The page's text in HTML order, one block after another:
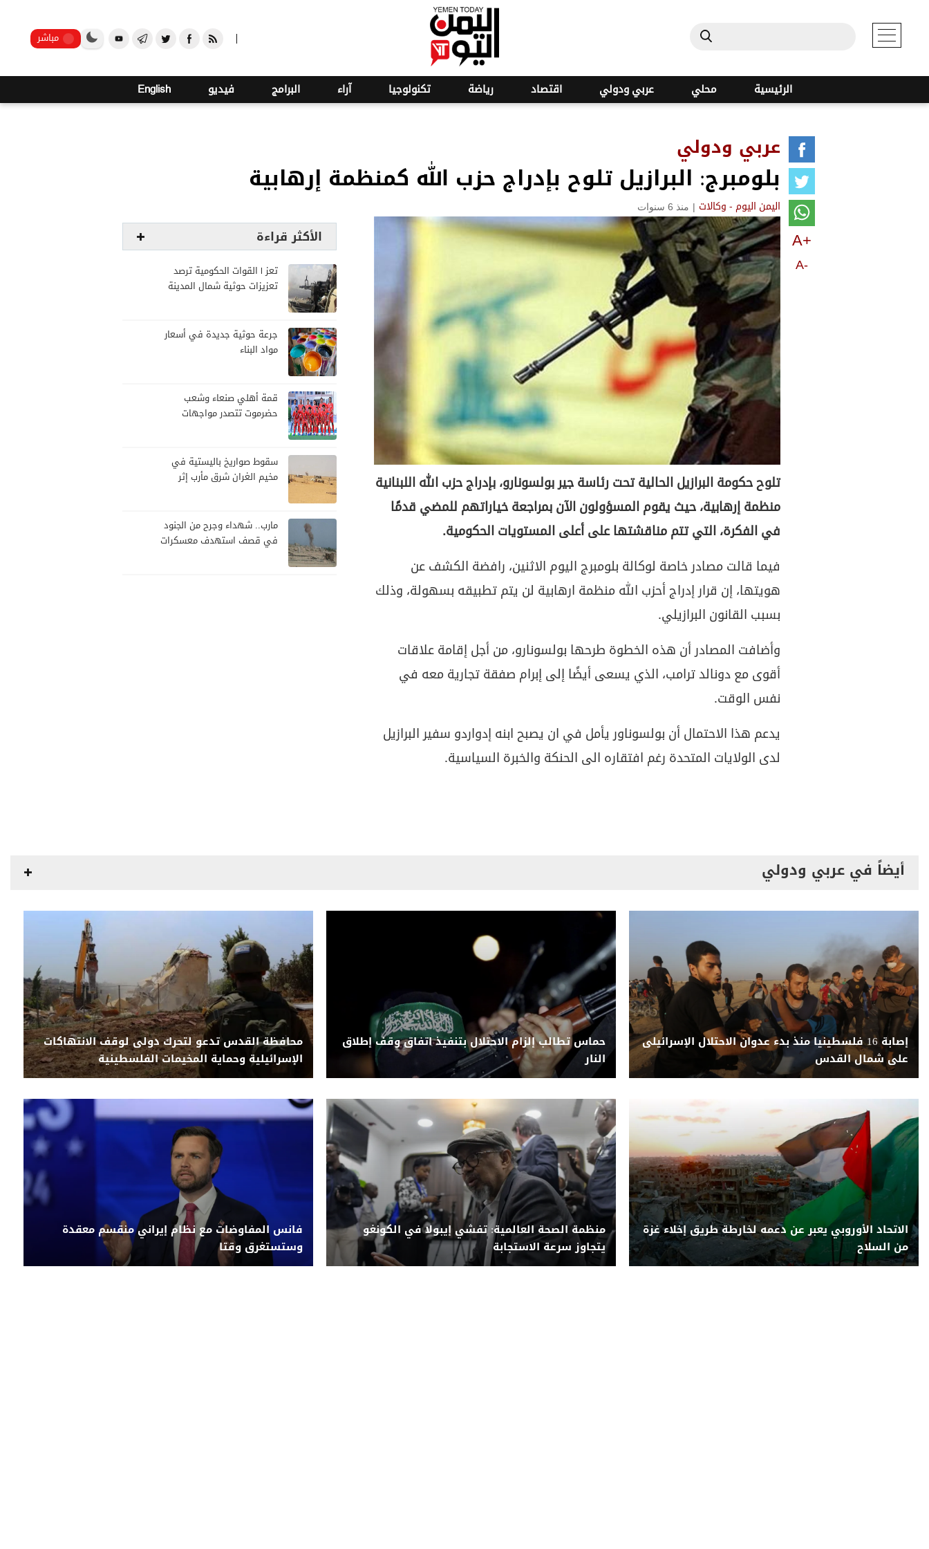
مباشر
الرئيسية محلي عربي ودولي اقتصاد رياضة تكنولوجيا آراء البرامج فيديو English
عربي ودولي
بلومبرج: البرازيل تلوح بإدراج حزب الله كمنظمة إرهابية
اليمن اليوم - وكالات | منذ 6 سنوات
A+
A-
تلوح حكومة البرازيل الحالية تحت رئاسة جير بولسونارو، بإدراج حزب الله اللبنانية
منظمة إرهابية، حيث يقوم المسؤولون الآن بمراجعة خياراتهم للمضي قدمًا
في الفكرة، التي تتم مناقشتها على أعلى المستويات الحكومية.
فيما قالت مصادر خاصة لوكالة بلومبرج اليوم الاثنين، رافضة الكشف عن
هويتها، إن قرار إدراج أحزب الله منظمة ارهابية لن يتم تطبيقه بسهولة، وذلك
بسبب القانون البرازيلي.
وأضافت المصادر أن هذه الخطوة طرحها بولسونارو، من أجل إقامة علاقات
أقوى مع دونالد ترامب، الذي يسعى أيضًا إلى إبرام صفقة تجارية معه في
نفس الوقت.
يدعم هذا الاحتمال أن بولسوناور يأمل في ان يصبح ابنه إدواردو سفير البرازيل
لدى الولايات المتحدة رغم افتقاره الى الحنكة والخبرة السياسية.
الأكثر قراءة
تعز | القوات الحكومية ترصد
تعزيزات حوثية شمال المدينة
جرعة حوثية جديدة في أسعار
مواد البناء
قمة أهلي صنعاء وشعب
حضرموت تتصدر مواجهات
سقوط صواريخ باليستية في
مخيم الغران شرق مأرب إثر
مارب.. شهداء وجرح من الجنود
في قصف استهدف معسكرات
أيضاً في عربي ودولي
إصابة 16 فلسطينيا منذ بدء عدوان الاحتلال الإسرائيلى
على شمال القدس
حماس تطالب إلزام الاحتلال بتنفيذ اتفاق وقف إطلاق
النار
محافظة القدس تدعو لتحرك دولى لوقف الانتهاكات
الإسرائيلية وحماية المخيمات الفلسطينية
الاتحاد الأوروبي يعبر عن دعمه لخارطة طريق إخلاء غزة
من السلاح
منظمة الصحة العالمية: تفشي إيبولا في الكونغو
يتجاوز سرعة الاستجابة
فانس المفاوضات مع نظام إيراني منقسم معقدة
وستستغرق وقتا